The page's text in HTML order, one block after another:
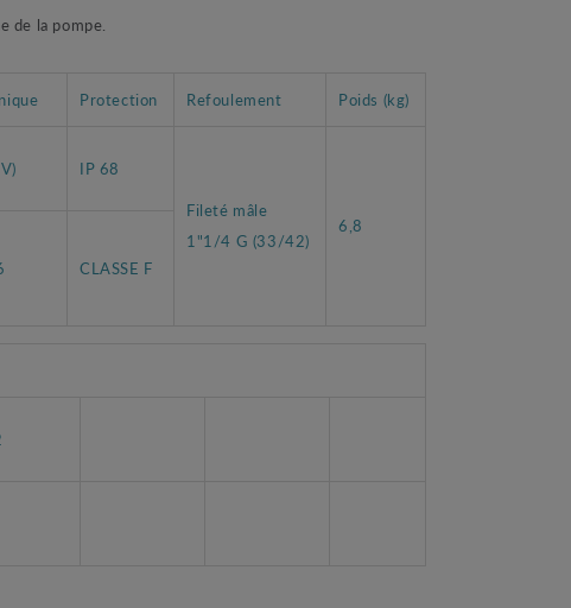
la pompe.
Protection Refoulement Poids (kg)
IP 68
Fileté mâle
1"1/4 G (33/42)
6,8
CLASSE F